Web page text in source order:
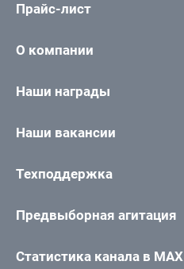
Прайс-лист
О компании
Наши награды
Наши вакансии
Техподдержка
Предвыборная агитация
Статистика канала в MAX